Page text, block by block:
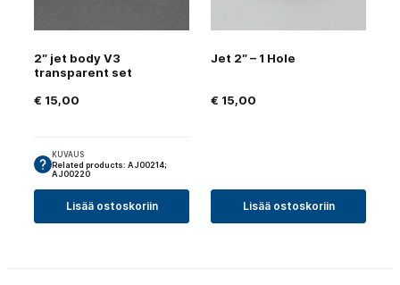
2″ jet body V3
transparent set
€ 15,00
KUVAUS
Related products: AJ00214;
AJ00220
Lisää ostoskoriin
Jet 2″ – 1 Hole
€ 15,00
Lisää ostoskoriin